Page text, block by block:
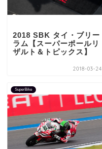
2018 SBK タイ・ブリー
ラム【スーパーポールリ
ザルト＆トピックス】
2018-03-24
SuperBike